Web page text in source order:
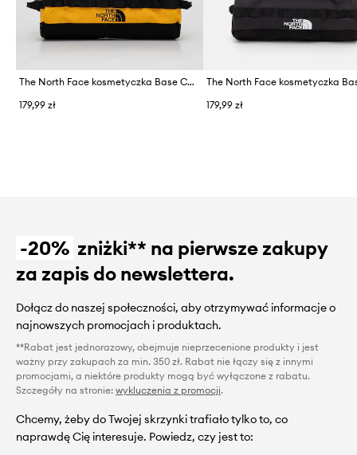
The North Face kosmetyczka Base Camp Travel Canister 5,7L
179,99 zł
179,99 zł
-20% zniżki** na pierwsze zakupy
za zapis do newslettera.
Dołącz do naszej społeczności, aby otrzymywać informacje o
najnowszych promocjach i produktach.
**Rabat jest jednorazowy, obejmuje nieprzecenione produkty i jest
ważny przy zakupach za min. 350 zł. Rabat nie łączy się z innymi
promocjami, a niektóre produkty mogą być wyłączone z rabatu.
Szczegóły na stronie: wykluczenia z promocji.
Chcemy, żeby do Twojej skrzynki trafiało tylko to, co
naprawdę Cię interesuje. Powiedz, czy jest to: